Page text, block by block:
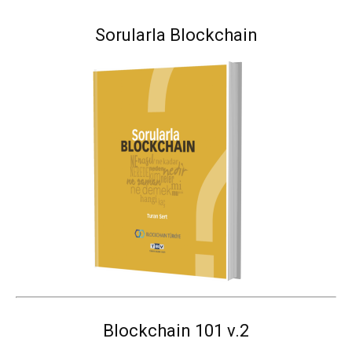
Sorularla Blockchain
Blockchain 101 v.2